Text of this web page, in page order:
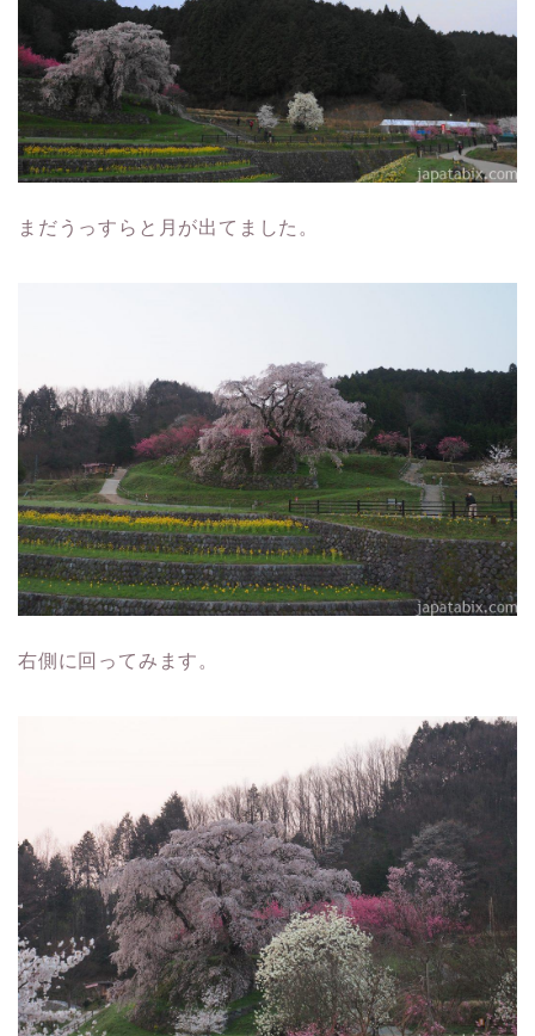
まだうっすらと月が出てました。
右側に回ってみます。